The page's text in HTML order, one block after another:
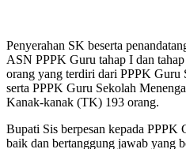
Penyerahan SK beserta
ASN PPPK Guru tahap I dan
orang yang terdiri dari PPPK Guru
serta PPPK Guru Sekolah
Kanak-kanak (TK) 193 orang.
Bupati Sis berpesan kepada PPPK
baik dan bertanggung jawab yang